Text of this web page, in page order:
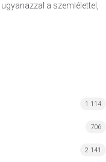
a szemlélettel,
1 114
706
2 141